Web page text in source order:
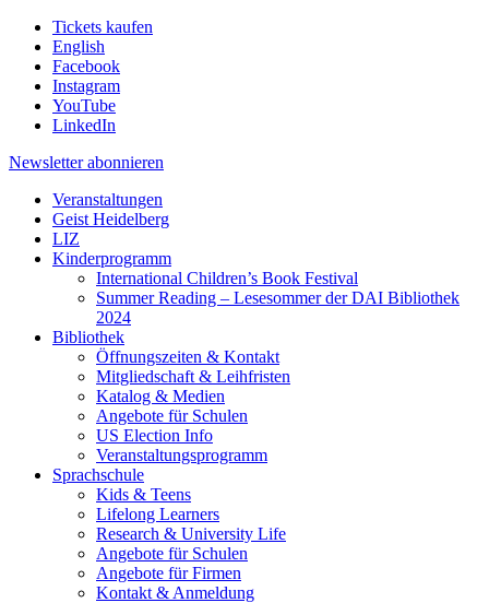
Tickets kaufen
English
Facebook
Instagram
YouTube
LinkedIn
Newsletter abonnieren
Veranstaltungen
Geist Heidelberg
LIZ
Kinderprogramm
International Children’s Book Festival
Summer Reading – Lesesommer der DAI Bibliothek
2024
Bibliothek
Öffnungszeiten & Kontakt
Mitgliedschaft & Leihfristen
Katalog & Medien
Angebote für Schulen
US Election Info
Veranstaltungsprogramm
Sprachschule
Kids & Teens
Lifelong Learners
Research & University Life
Angebote für Schulen
Angebote für Firmen
Kontakt & Anmeldung